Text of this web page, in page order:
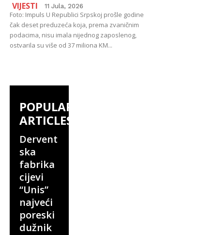
VIJESTI 11 Jula, 2026
Foto: Impuls U Republici Srpskoj prošle godine
čak deset preduzeća koja, prema zvaničnim
podacima, nisu imala nijednog zaposlenog,
ostvarila su više od 37 miliona KM...
POPULAR
ARTICLES
Dervent
ska
fabrika
cijevi
“Unis”
najveći
poreski
dužnik